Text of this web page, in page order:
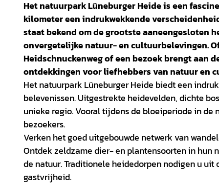
Het natuurpark Lüneburger Heide is een
kilometer een indrukwekkende
staat bekend om de grootste aaneengesloten
onvergetelijke natuur- en cultuurbelevingen.
Heidschnuckenweg of een bezoek brengt aan
ontdekkingen voor liefhebbers van natuur en
Het natuurpark Lüneburger Heide biedt een
belevenissen. Uitgestrekte heidevelden, dichte
unieke regio. Vooral tijdens de bloeiperiode in de
bezoekers.
Verken het goed uitgebouwde netwerk van
Ontdek zeldzame dier- en plantensoorten in
de natuur. Traditionele heidedorpen nodigen u
gastvrijheid.